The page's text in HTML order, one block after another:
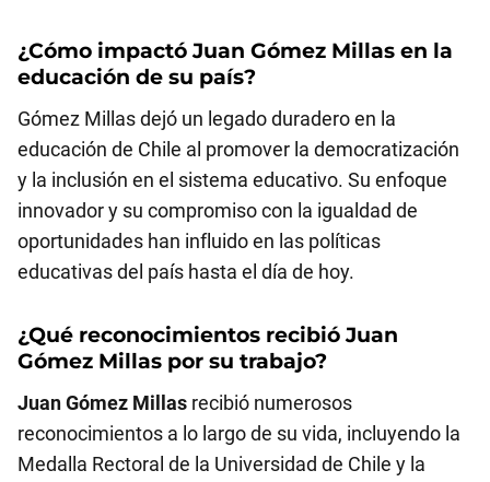
¿Cómo impactóJuan Gómez Millas en la
educación de su país?
Gómez Millas dejó un legado duradero en la
educación de Chile al promover la democratización
y la inclusión en el sistema educativo. Su enfoque
innovador y su compromiso con la igualdad de
oportunidades han influido en las políticas
educativas del país hasta el día de hoy.
¿Qué reconocimientos recibióJuan
Gómez Millas por su trabajo?
Juan Gómez Millas recibió numerosos
reconocimientos a lo largo de su vida, incluyendo la
Medalla Rectoral de la Universidad de Chile y la